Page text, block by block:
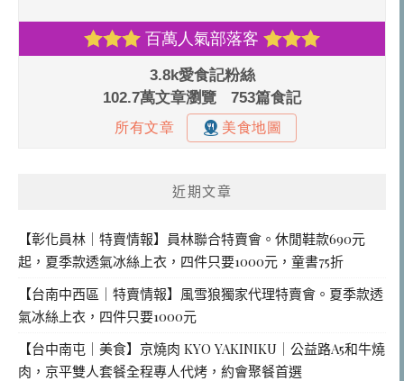
近期文章
【彰化員林｜特賣情報】員林聯合特賣會。休閒鞋款690元
起，夏季款透氣冰絲上衣，四件只要1000元，童書75折
【台南中西區｜特賣情報】風雪狼獨家代理特賣會。夏季款透
氣冰絲上衣，四件只要1000元
【台中南屯｜美食】京燒肉 KYO YAKINIKU｜公益路A5和牛燒
肉，京平雙人套餐全程專人代烤，約會聚餐首選